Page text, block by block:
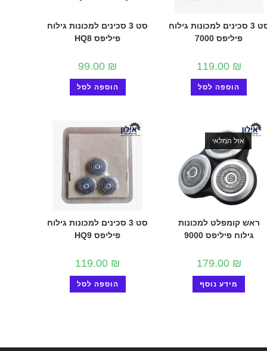
סט 3 סכינים למכונות גילוח
פיליפס 7000
119.00 ₪
הוספה לסל
סט 3 סכינים למכונות גילוח
פיליפס HQ8
99.00 ₪
הוספה לסל
אזל המלאי
ראש קומפלט למכונות
גילוח פיליפס 9000
179.00 ₪
מידע נוסף
סט 3 סכינים למכונות גילוח
פיליפס HQ9
119.00 ₪
הוספה לסל